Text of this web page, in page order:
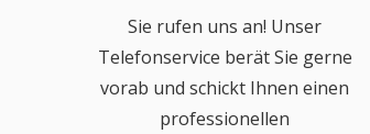
Sie rufen uns an! Unser
Telefonservice berät Sie gerne
vorab und schickt Ihnen einen
professionellen